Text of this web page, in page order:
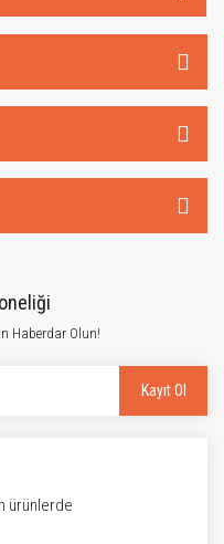
Haberdar Olun!
Kayıt Ol
ürünlerde